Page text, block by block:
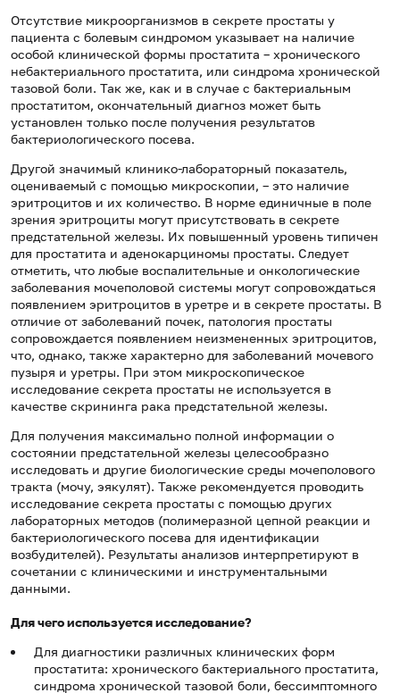
Отсутствие микроорганизмов в секрете простаты у
пациента с болевым синдромом указывает на наличие
особой клинической формы простатита – хронического
небактериального простатита, или синдрома хронической
тазовой боли. Так же, как и в случае с бактериальным
простатитом, окончательный диагноз может быть
установлен только после получения результатов
бактериологического посева.
Другой значимый клинико-лабораторный показатель,
оцениваемый с помощью микроскопии, – это наличие
эритроцитов и их количество. В норме единичные в поле
зрения эритроциты могут присутствовать в секрете
предстательной железы. Их повышенный уровень типичен
для простатита и аденокарциномы простаты. Следует
отметить, что любые воспалительные и онкологические
заболевания мочеполовой системы могут сопровождаться
появлением эритроцитов в уретре и в секрете простаты. В
отличие от заболеваний почек, патология простаты
сопровождается появлением неизмененных эритроцитов,
что, однако, также характерно для заболеваний мочевого
пузыря и уретры. При этом микроскопическое
исследование секрета простаты не используется в
качестве скрининга рака предстательной железы.
Для получения максимально полной информации о
состоянии предстательной железы целесообразно
исследовать и другие биологические среды мочеполового
тракта (мочу, эякулят). Также рекомендуется проводить
исследование секрета простаты с помощью других
лабораторных методов (полимеразной цепной реакции и
бактериологического посева для идентификации
возбудителей). Результаты анализов интерпретируют в
сочетании с клиническими и инструментальными
данными.
Для чего используется исследование?
Для диагностики различных клинических форм
простатита: хронического бактериального простатита,
синдрома хронической тазовой боли, бессимптомного